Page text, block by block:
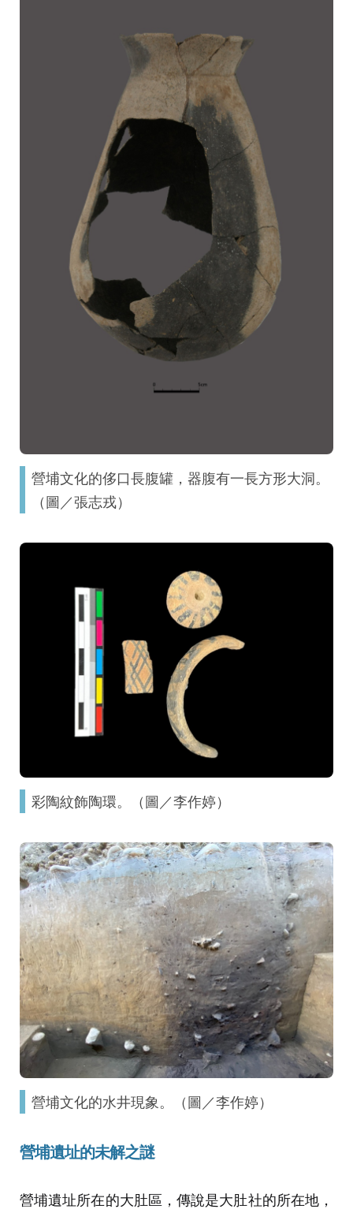
營埔文化的侈口長腹罐，器腹有一長方形大洞。
（圖／張志戎）
彩陶紋飾陶環。（圖／李作婷）
營埔文化的水井現象。（圖／李作婷）
營埔遺址的未解之謎
營埔遺址所在的大肚區，傳說是大肚社的所在地，